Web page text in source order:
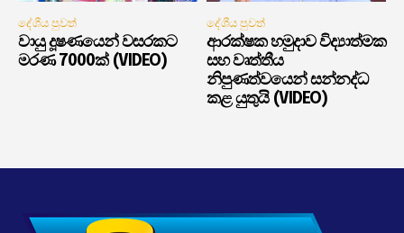
දේශීය පුවත්
වායු දූෂණයෙන් වසරකට
මරණ 7000ක් (VIDEO)
දේශීය පුවත්
ආරක්ෂක හමුදාව විද්‍යාත්මක
සහ වෘත්තීය
නිපුණත්වයෙන් සන්නද්ධ
කළ යුතුයි (VIDEO)